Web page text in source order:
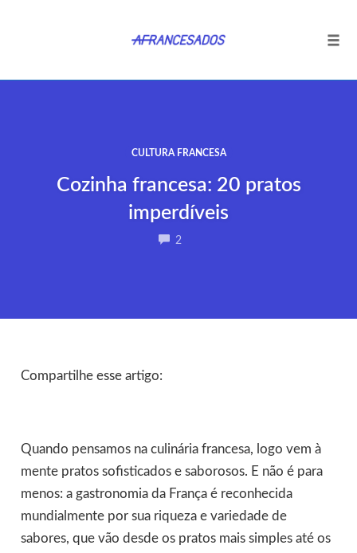
CULTURA FRANCESA
Cozinha francesa: 20 pratos
imperdíveis
2
Compartilhe esse artigo:
Quando pensamos na culinária francesa, logo vem à
mente pratos sofisticados e saborosos. E não é para
menos: a gastronomia da França é reconhecida
mundialmente por sua riqueza e variedade de
sabores, que vão desde os pratos mais simples até os